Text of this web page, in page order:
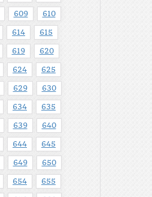
609 610
614 615
619 620
624 625
629 630
634 635
639 640
644 645
649 650
654 655